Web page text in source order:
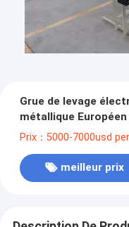
Grue de levage
métallique
Prix：5000-7000usd
meilleur prix